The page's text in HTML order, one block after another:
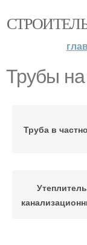
Трубы
Труба в